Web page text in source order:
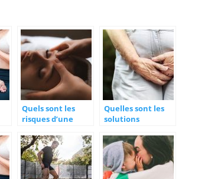
Quels sont les
risques d’une
de vie ?
Quelles sont les
solutions
connaître pour
guérir
l’incontinence
urinaire ?